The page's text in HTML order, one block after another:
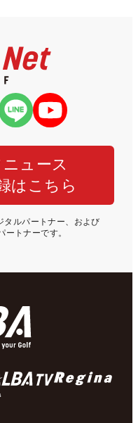
ュース
はこちら
タルパートナー、および
ートナーです。